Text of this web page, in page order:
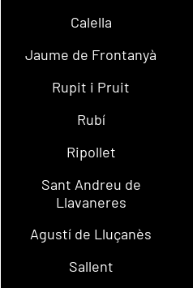
Calella
Jaume de Frontanyà
Rupit i Pruit
Rubí
Ripollet
Sant Andreu de
Llavaneres
Agustí de Lluçanès
Sallent